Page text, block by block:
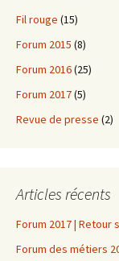
Fil rouge (15)
Forum 2015 (8)
Forum 2016(25)
Forum 2017(5)
Revue de presse (2)
Articles récents
Forum 2017 | Retour
Forum des métiers